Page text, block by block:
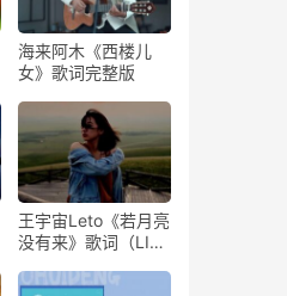
海来阿木《西楼儿
女》歌词完整版
王宇宙Leto《若月亮
没有来》歌词（LIVE